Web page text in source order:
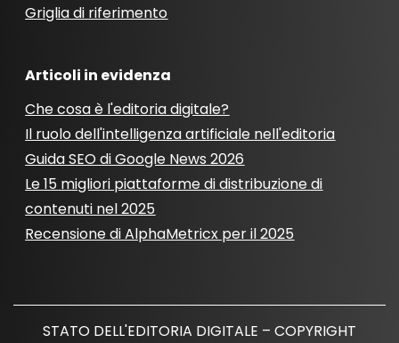
Griglia di riferimento
Articoli in evidenza
Che cosa è l'editoria digitale?
Il ruolo dell'intelligenza artificiale nell'editoria
Guida SEO di Google News 2026
Le 15 migliori piattaforme di distribuzione di
contenuti nel 2025
Recensione di AlphaMetricx per il 2025
STATO DELL'EDITORIA DIGITALE – COPYRIGHT